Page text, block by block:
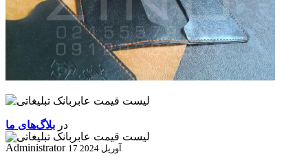
در بلاگ‌های ما
Administrator
17 آوریل 2024